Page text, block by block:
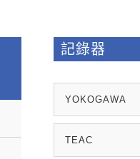
記錄器
YOKOGAWA
TEAC